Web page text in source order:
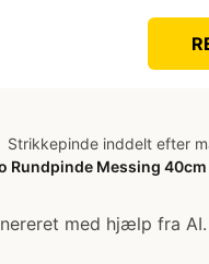
Strikkepinde inddelt efter
Rundpinde Messing 40cm
med hjælp fra AI.